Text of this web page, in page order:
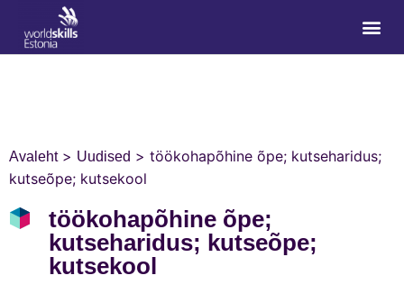
Avaleht> Uudised > töökohapõhine õpe; kutseharidus;
kutseõpe; kutsekool
töökohapõhine õpe;
kutseharidus; kutseõpe;
kutsekool